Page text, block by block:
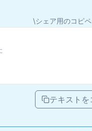
\シェア用のコピ
テキストを